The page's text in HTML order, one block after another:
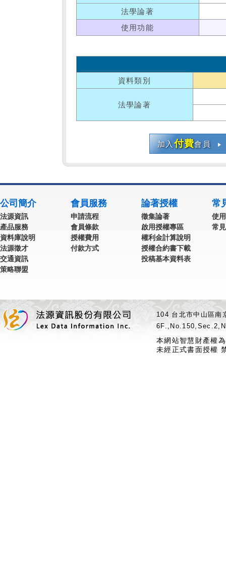
法學論著
使用功能
資料類別
法學論著
加入付費會員
公司簡介
法源資訊
產品服務
資料庫說明
法源徵才
交通資訊
策略聯盟
會員服務
申請流程
會員條款
授權費用
付款方式
論著授權
徵集論著
啟用授權專區
權利金計算說明
授權合約書下載
投稿基本資料表
常
使
常
104 台北市中山區
本網站智慧財產權
未經正式書面授權